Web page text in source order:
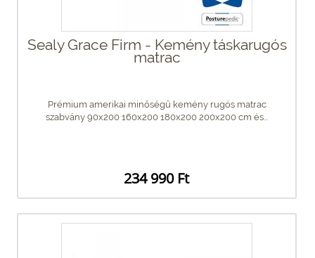
Sealy Grace Firm - Kemény táskarugós
matrac
Prémium amerikai minőségű kemény rugós matrac
szabvány 90x200 160x200 180x200 200x200 cm és...
234 990 Ft